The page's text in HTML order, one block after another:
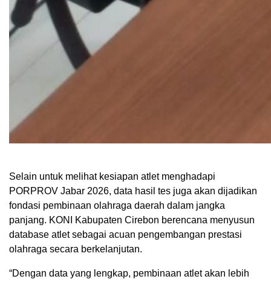
Selain untuk melihat kesiapan atlet menghadapi
PORPROV Jabar 2026, data hasil tes juga akan dijadikan
fondasi pembinaan olahraga daerah dalam jangka
panjang. KONI Kabupaten Cirebon berencana menyusun
database atlet sebagai acuan pengembangan prestasi
olahraga secara berkelanjutan.
“Dengan data yang lengkap, pembinaan atlet akan lebih